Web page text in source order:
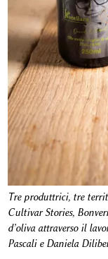
Tre produttrici, tre
Cultivar Stories,
d’oliva attraverso il
Pascali e Daniela